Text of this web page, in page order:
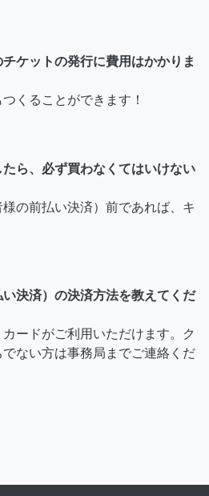
ケットの発行に費用はかかりま
くることができます！
ら、必ず買わなくてはいけない
の前払い決済）前であれば、キ
決済）の決済方法を教えてくだ
ードがご利用いただけます。ク
ない方は事務局までご連絡くだ